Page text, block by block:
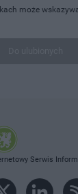
może
Serwis